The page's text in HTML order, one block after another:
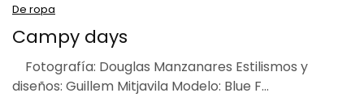
De ropa
Campy days
Fotografía: Douglas Manzanares Estilismos y
diseños: Guillem Mitjavila Modelo: Blue F…